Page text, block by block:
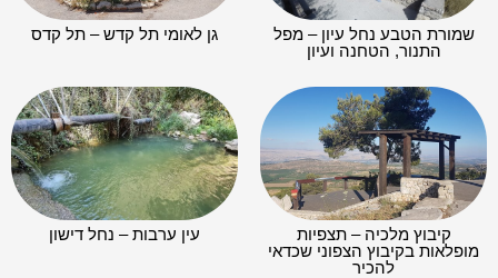
שמורת הטבע נחל עיון – מפל
התנור, הטחנה ועיון
גן לאומי תל קדש – תל קדס
קיבוץ מלכיה – תצפיות
מופלאות בקיבוץ הצפוני שכדאי
להכיר
עין ערבות – נחל דישון